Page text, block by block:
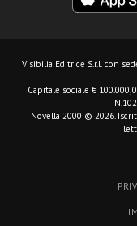
Visibilia Editrice S.r.l. con
Capitale sociale €
Novella 2000 © 2026.